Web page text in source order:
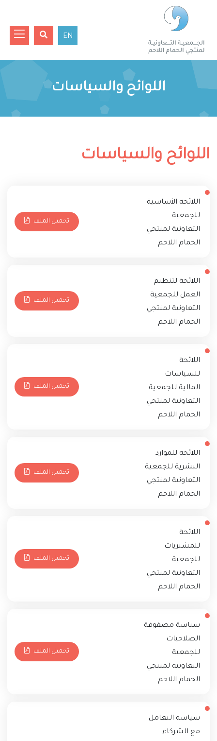
EN
اللوائح والسياسات
اللوائح والسياسات
اللائحة الأساسية
للجمعية
التعاونية لمنتجي
الحمام اللاحم
تحميل الملف
اللائحة لتنظيم
العمل للجمعية
التعاونية لمنتجي
الحمام اللاحم
تحميل الملف
اللائحة
للسياسات
المالية للجمعية
التعاونية لمنتجي
الحمام اللاحم
تحميل الملف
اللائحه للموارد
البشرية للجمعية
التعاونية لمنتجي
الحمام اللاحم
تحميل الملف
اللائحة
للمشتريات
للجمعية
التعاونية لمنتجي
الحمام اللاحم
تحميل الملف
سياسة مصفوفة
الصلاحيات
للجمعية
التعاونية لمنتجي
الحمام اللاحم
تحميل الملف
سياسة التعامل
مع الشركاء